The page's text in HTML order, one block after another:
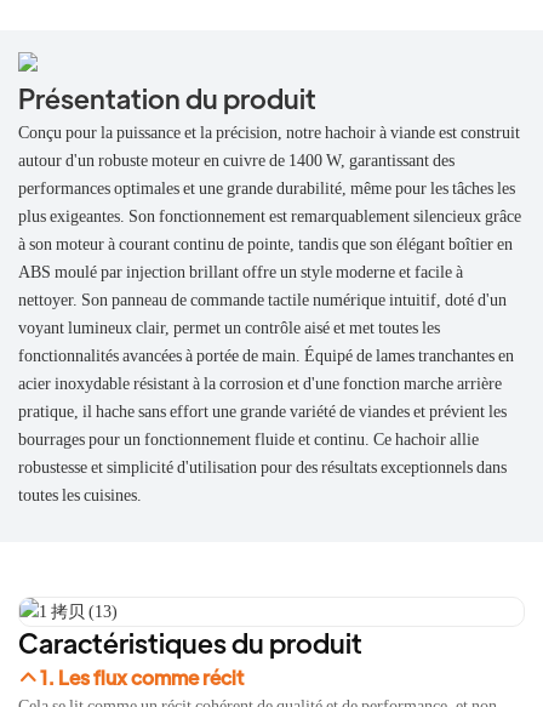
Présentation du produit
Conçu pour la puissance et la précision, notre hachoir à viande est construit
autour d'un robuste moteur en cuivre de 1400 W, garantissant des
performances optimales et une grande durabilité, même pour les tâches les
plus exigeantes. Son fonctionnement est remarquablement silencieux grâce
à son moteur à courant continu de pointe, tandis que son élégant boîtier en
ABS moulé par injection brillant offre un style moderne et facile à
nettoyer. Son panneau de commande tactile numérique intuitif, doté d'un
voyant lumineux clair, permet un contrôle aisé et met toutes les
fonctionnalités avancées à portée de main. Équipé de lames tranchantes en
acier inoxydable résistant à la corrosion et d'une fonction marche arrière
pratique, il hache sans effort une grande variété de viandes et prévient les
bourrages pour un fonctionnement fluide et continu. Ce hachoir allie
robustesse et simplicité d'utilisation pour des résultats exceptionnels dans
toutes les cuisines.
Caractéristiques du produit
1. Les flux comme récit